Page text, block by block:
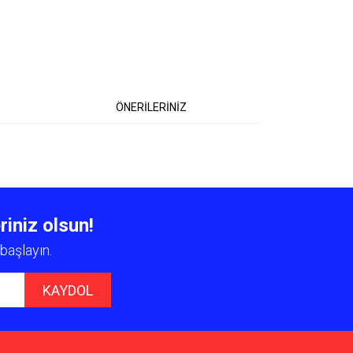
ÖNERİLERİNİZ
olsun!
KAYDOL